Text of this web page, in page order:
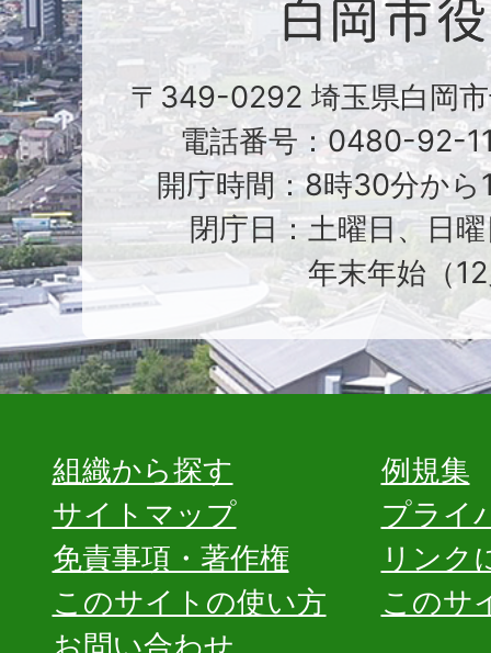
〒349-0292 埼玉県白岡
電話番号：0480-92-
開庁時間：8時30分から
閉庁日：土曜日、日
年末年始（
組織から探す
例規集
サイトマップ
プライ
免責事項・著作権
リンク
このサイトの使い方
このサ
お問い合わせ